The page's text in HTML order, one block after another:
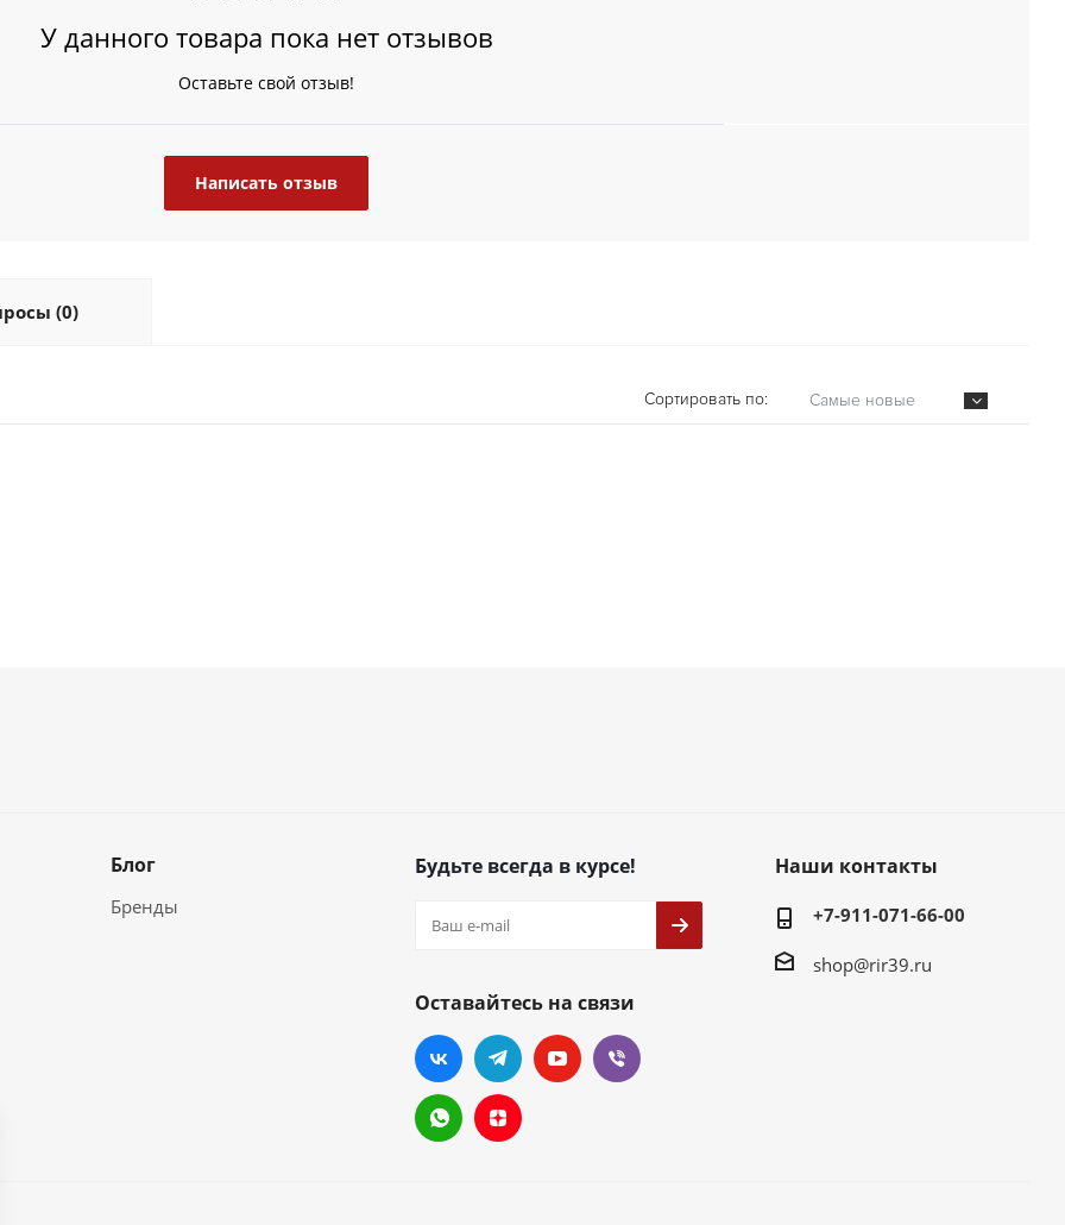
У данного товара пока нет отзывов
Оставьте свой отзыв!
Написать отзыв
(0)
Сортировать по: Самые новые
Блог
Бренды
Будьте всегда в курсе!
Оставайтесь на связи
Наши контакты
+7-911-071-66-00
shop@rir39.ru